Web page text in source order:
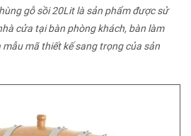
gỗ sồi 20Lit là sản phẩm được sử
cửa tại bàn phòng khách, bàn làm
mẫu mã thiết kế sang trọng của sản